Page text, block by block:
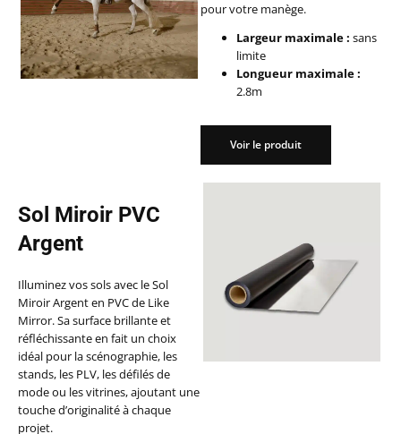
pour votre manège.
Largeur maximale : sans
limite
Longueur maximale :
2.8m
Voir le produit
Sol Miroir PVC
Argent
Illuminez vos sols avec le Sol
Miroir Argent en PVC de Like
Mirror. Sa surface brillante et
réfléchissante en fait un choix
idéal pour la scénographie, les
stands, les PLV, les défilés de
mode ou les vitrines, ajoutant une
touche d’originalité à chaque
projet.